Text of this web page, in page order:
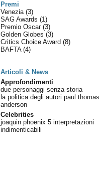
Premi
Venezia (3)
SAG Awards (1)
Premio Oscar (3)
Golden Globes (3)
Critics Choice Award (8)
BAFTA (4)
Articoli & News
Approfondimenti
due personaggi senza storia
la politica degli autori paul thomas
anderson
Celebrities
joaquin phoenix 5 interpretazioni
indimenticabili